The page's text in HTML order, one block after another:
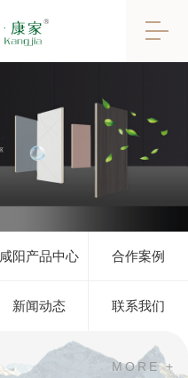
咸阳产品中心 合作案例
新闻动态 联系我们
MORE +